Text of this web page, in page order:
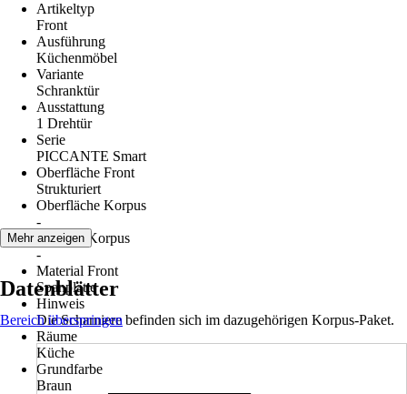
Artikeltyp
Front
Ausführung
Küchenmöbel
Variante
Schranktür
Ausstattung
1 Drehtür
Serie
PICCANTE Smart
Oberfläche Front
Strukturiert
Oberfläche Korpus
-
Material Korpus
-
Material Front
Spanplatte
Hinweis
Die Scharniere befinden sich im dazugehörigen Korpus-Paket.
Räume
Küche
Grundfarbe
Braun
Mehr anzeigen
Datenblätter
Bereich überspringen